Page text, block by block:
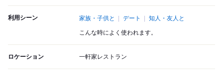
利用シーン 家族・子供と デート 知人・友人と
こんな時によく使われます。
ロケーション 一軒家レストラン